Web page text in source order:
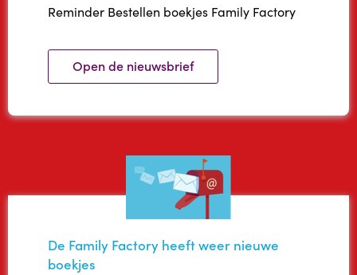
Contact
Reminder Bestellen boekjes Family Factory
Open de nieuwsbrief
De Family Factory heeft weer nieuwe
boekjes